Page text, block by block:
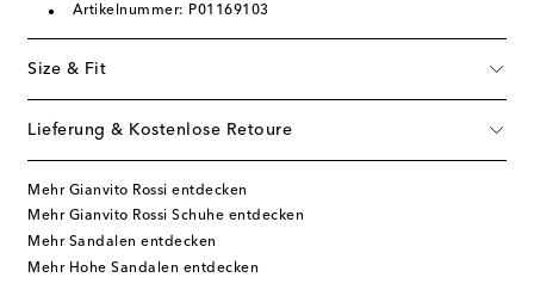
Artikelnummer: P01169103
Size & Fit
Lieferung & Kostenlose Retoure
Mehr Gianvito Rossi entdecken
Mehr Gianvito Rossi Schuhe entdecken
Mehr Sandalen entdecken
Mehr Hohe Sandalen entdecken